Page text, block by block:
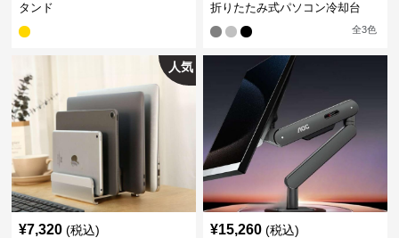
タンド
折りたたみ式パソコン冷却台
全3色
人気
¥7,320 (税込) ¥15,260 (税込)